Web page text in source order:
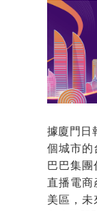
據廈門日
個城市的
巴巴集團
直播電
美區，未